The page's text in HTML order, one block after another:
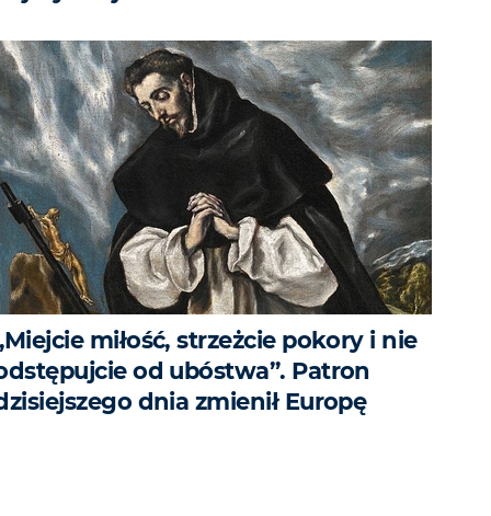
miłość, strzeżcie pokory i nie
od ubóstwa”. Patron
dnia zmienił Europę